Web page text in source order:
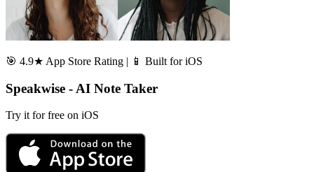
🎯 4.9★ App Store Rating | 📱 Built for iOS
Speakwise - AI Note Taker
Try it for free on iOS